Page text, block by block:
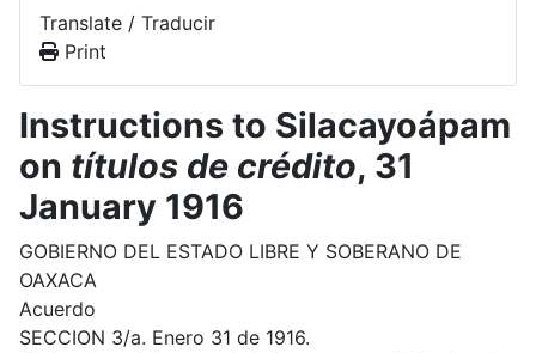
Translate / Traducir
Print
Instructions to Silacayoápam
on títulos de crédito, 31
January 1916
GOBIERNO DEL ESTADO LIBRE Y SOBERANO DE
OAXACA
Acuerdo
SECCION 3/a. Enero 31 de 1916.